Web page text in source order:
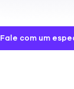
Fale com um